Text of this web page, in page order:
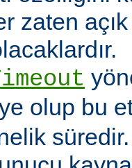
zaten
olup bu